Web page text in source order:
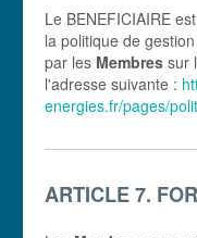
Le BENEFICIAIRE
la politique de
par les Membres sur
l'adresse suivante :
energies.fr/pages/
ARTICLE 7.